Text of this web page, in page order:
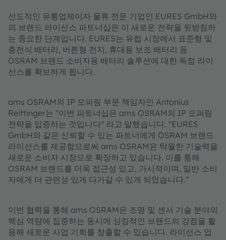
선도적인 유통업체이자 물류 전문 기업인 EURES GmbH와
의 브랜드 라이선스 파트너십은 이 새로운 전략을 뒷받침하
는 중요한 단계입니다. EURES는 유럽 시장에서 표준형 및
충전식 배터리, 버튼형 전지, 휴대용 보조 배터리 등
OSRAM 브랜드 소비자용 배터리 솔루션에 대한 독점 라이
선스를 확보하게 됩니다.
ams OSRAM의 IP 오퍼링 부문 책임자인 Antonius
Reittinger는 "이번 파트너십은 ams OSRAM의 IP 오퍼링
전략을 입증하는 것입니다" 라고 말했습니다. "EURES
GmbH와 같은 신뢰할 수 있는 파트너에게 OSRAM 브랜드
라이선스를 제공함으로써 ams OSRAM은 탁월한 기술력을
새로운 소비자 시장으로 확장하고 있습니다. 이를 통해
OSRAM 브랜드를 더욱 접근성 있고, 가시적이며, 일반 소비
자에게 더 관련성 있게 다가갈 수 있게 되었습니다."
이번 협력을 통해 ams OSRAM은 조명 및 센서 기술 분야의
핵심 역량에 집중하는 동시에 상징적인 브랜드의 강점을 활
용해 새로운 사업 기회를 창출할 수 있습니다. 라이선스 업